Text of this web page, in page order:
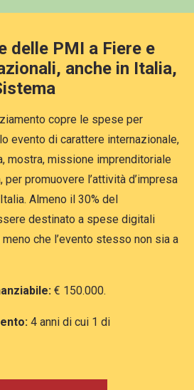
delle PMI a Fiere e
anche in Italia,
copre le spese per
evento di carattere internazionale,
mostra, missione imprenditoriale
promuovere l’attività d’impresa
Almeno il 30% del
destinato a spese digitali
che l’evento stesso non sia a
€ 150.000.
4 anni di cui 1 di